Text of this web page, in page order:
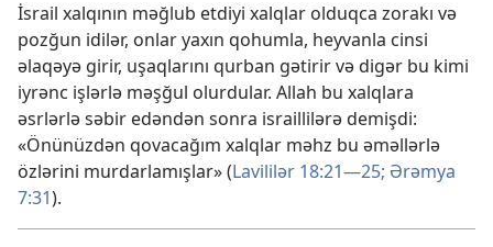
İsrail xalqının məğlub etdiyi xalqlar olduqca zorakı və
pozğun idilər, onlar yaxın qohumla, heyvanla cinsi
əlaqəyə girir, uşaqlarını qurban gətirir və digər bu kimi
iyrənc işlərlə məşğul olurdular. Allah bu xalqlara
əsrlərlə səbir edəndən sonra israillilərə demişdi:
«Önünüzdən qovacağım xalqlar məhz bu əməllərlə
özlərini murdarlamışlar» (Lavililər 18:21—25; Ərəmya
7:31).